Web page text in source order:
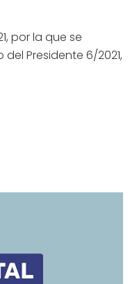
por la que se
Presidente 6/2021,